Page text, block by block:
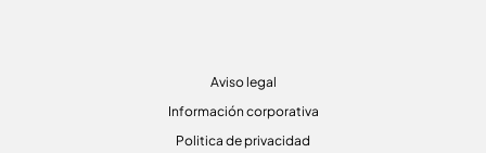
Aviso legal
Información corporativa
Politica de privacidad